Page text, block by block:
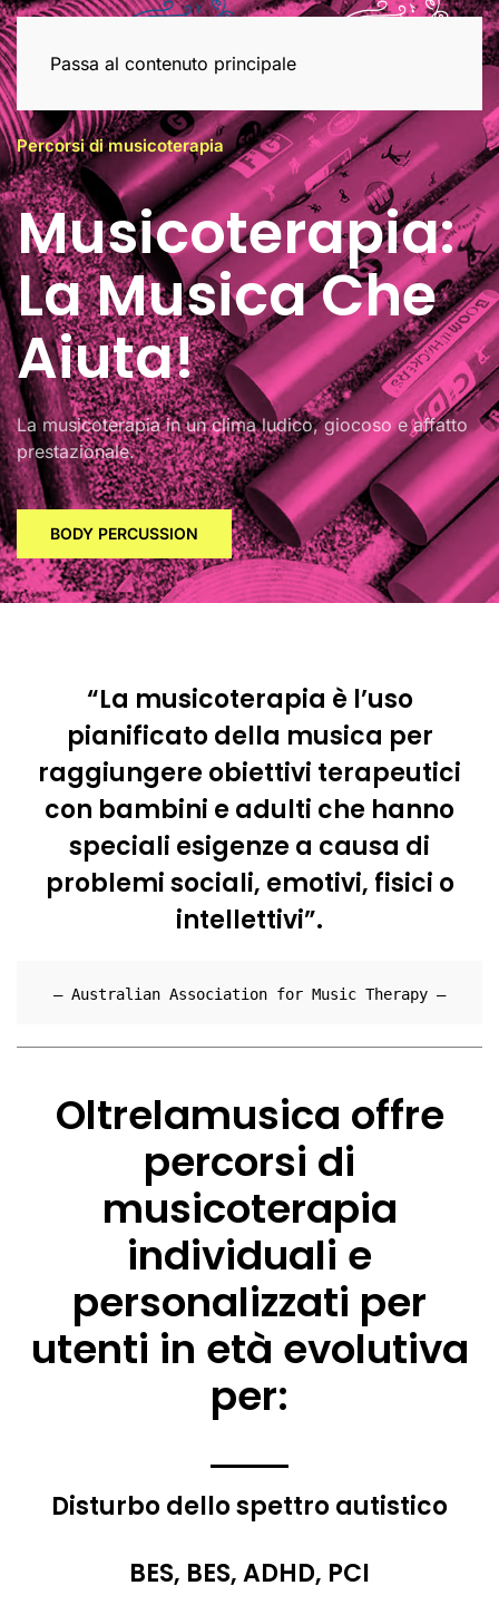
Passa al contenuto principale
Percorsi di musicoterapia
Musicoterapia:
La Musica Che
Aiuta!
La musicoterapia in un clima ludico, giocoso e affatto
prestazionale.
BODY PERCUSSION
“La musicoterapia è l’uso
pianificato della musica per
raggiungere obiettivi terapeutici
con bambini e adulti che hanno
speciali esigenze a causa di
problemi sociali, emotivi, fisici o
intellettivi”.
– Australian Association for Music Therapy –
Oltrelamusica offre
percorsi di
musicoterapia
individuali e
personalizzati per
utenti in età evolutiva
per:
Disturbo dello spettro autistico
BES, BES, ADHD, PCI